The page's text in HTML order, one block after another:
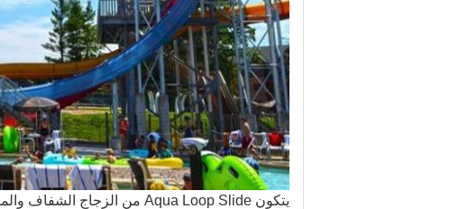
يتكون Aqua Loop Slide من الزجاج الشفاف والمواد الفولاذية.